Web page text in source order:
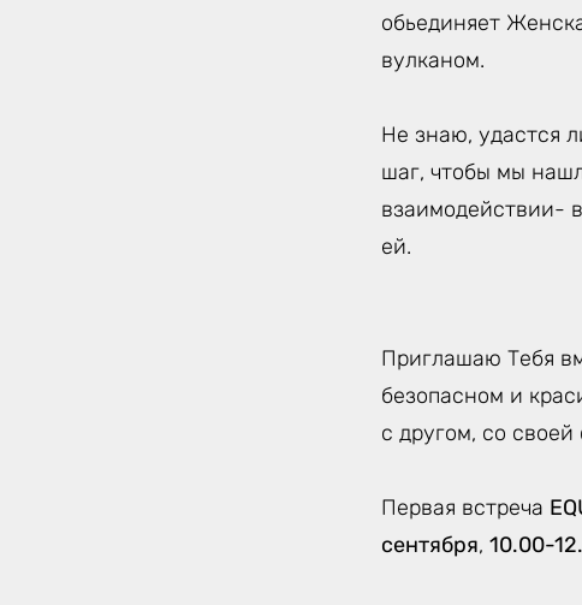
обьединяет
вулканом.
Не знаю, удастся
шаг, чтобы мы
взаимодействии-
ей.
Приглашаю Тебя
безопасном и
с другом, со
Первая встреча
сентября, 10.00-